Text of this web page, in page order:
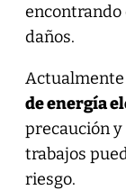
encontrando
daños.
Actualmente
de energía
precaución y
trabajos
riesgo.